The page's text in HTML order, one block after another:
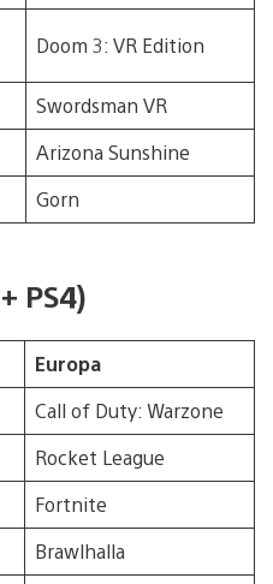
Doom 3: VR Edition
Swordsman VR
Arizona Sunshine
Gorn
PS4)
Europa
Call of Duty: Warzone
Rocket League
Fortnite
Brawlhalla